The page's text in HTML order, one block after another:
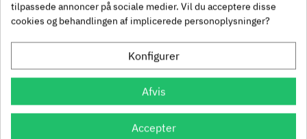
-
6, 40 Inkl. moms
5, 80 Inkl. moms
42 stk på lager
tilpassede annoncer på sociale medier. Vil du acceptere disse
cookies og behandlingen af implicerede personoplysninger?
Konfigurer
Afvis
Accepter